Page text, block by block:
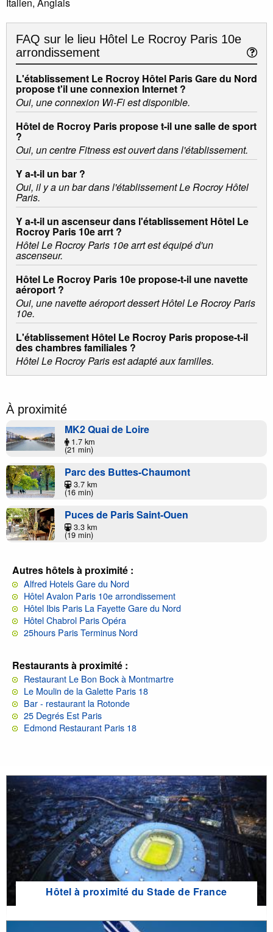
Italien, Anglais
FAQ sur le lieu Hôtel Le Rocroy Paris 10e
arrondissement
L'établissement Le Rocroy Hôtel Paris Gare du Nord
propose t'il une connexion Internet ?
Oui, une connexion Wi-Fi est disponible.
Hôtel de Rocroy Paris propose t-il une salle de sport
?
Oui, un centre Fitness est ouvert dans l'établissement.
Y a-t-il un bar ?
Oui, il y a un bar dans l'établissement Le Rocroy Hôtel
Paris.
Y a-t-il un ascenseur dans l'établissement Hôtel Le
Rocroy Paris 10e arrt ?
Hôtel Le Rocroy Paris 10e arrt est équipé d'un
ascenseur.
Hôtel Le Rocroy Paris 10e propose-t-il une navette
aéroport ?
Oui, une navette aéroport dessert Hôtel Le Rocroy Paris
10e.
L'établissement Hôtel Le Rocroy Paris propose-t-il
des chambres familiales ?
Hôtel Le Rocroy Paris est adapté aux familles.
À proximité
MK2 Quai de Loire
1.7 km
(21 min)
Parc des Buttes-Chaumont
3.7 km
(16 min)
Puces de Paris Saint-Ouen
3.3 km
(19 min)
Autres hôtels à proximité :
Alfred Hotels Gare du Nord
Hôtel Avalon Paris 10e arrondissement
Hôtel Ibis Paris La Fayette Gare du Nord
Hôtel Chabrol Paris Opéra
25hours Paris Terminus Nord
Restaurants à proximité :
Restaurant Le Bon Bock à Montmartre
Le Moulin de la Galette Paris 18
Bar - restaurant la Rotonde
25 Degrés Est Paris
Edmond Restaurant Paris 18
Hôtel à proximité du Stade de France